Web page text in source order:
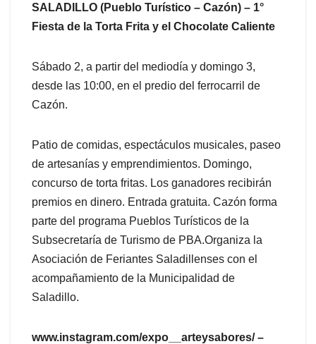
SALADILLO (Pueblo Turístico – Cazón) – 1°
Fiesta de la Torta Frita y el Chocolate Caliente
Sábado 2, a partir del mediodía y domingo 3,
desde las 10:00, en el predio del ferrocarril de
Cazón.
Patio de comidas, espectáculos musicales, paseo
de artesanías y emprendimientos. Domingo,
concurso de torta fritas. Los ganadores recibirán
premios en dinero. Entrada gratuita. Cazón forma
parte del programa Pueblos Turísticos de la
Subsecretaría de Turismo de PBA.Organiza la
Asociación de Feriantes Saladillenses con el
acompañamiento de la Municipalidad de
Saladillo.
www.instagram.com/expo__arteysabores/ –